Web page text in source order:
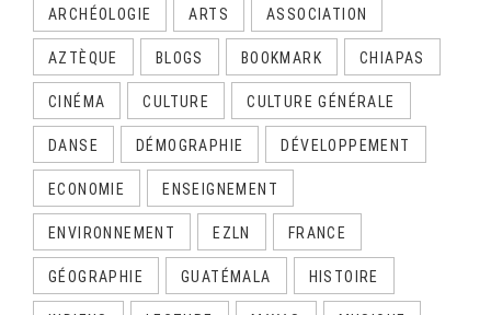
ARCHÉOLOGIE ARTS ASSOCIATION
AZTÈQUE BLOGS BOOKMARK CHIAPAS
CINÉMA CULTURE CULTURE GÉNÉRALE
DANSE DÉMOGRAPHIE DÉVELOPPEMENT
ECONOMIE ENSEIGNEMENT
ENVIRONNEMENT EZLN FRANCE
GÉOGRAPHIE GUATÉMALA HISTOIRE